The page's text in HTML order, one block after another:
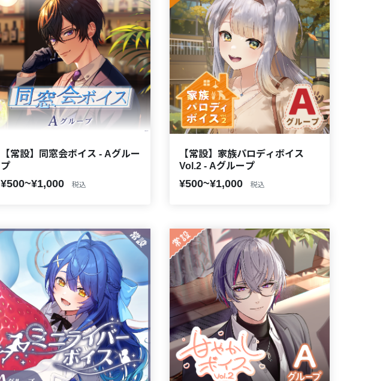
【常設】同窓会ボイス - Aグルー
プ
¥500~¥1,000 税込
【常設】家族パロディボイス
Vol.2 - Aグループ
¥500~¥1,000 税込